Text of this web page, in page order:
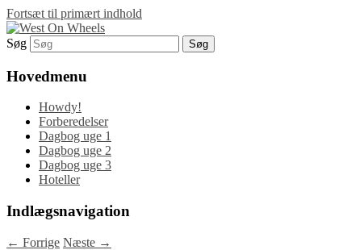
Fortsæt til primært indhold
West On Wheels
Blog om en rejse i det vestlige USA…
Søg
Hovedmenu
Howdy!
Forberedelser
Dagbog uge 1
Dagbog uge 2
Dagbog uge 3
Hoteller
Indlægsnavigation
← Forrige Næste →